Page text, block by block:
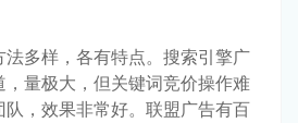
多样，各有特点。搜索引擎广
量极大，但关键词竞价操作难
队，效果非常好。联盟广告有百